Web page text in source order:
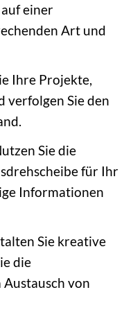
einer
Art und
Ihre Projekte,
verfolgen Sie den
Sie die
für Ihr
Informationen
Sie kreative
die
von